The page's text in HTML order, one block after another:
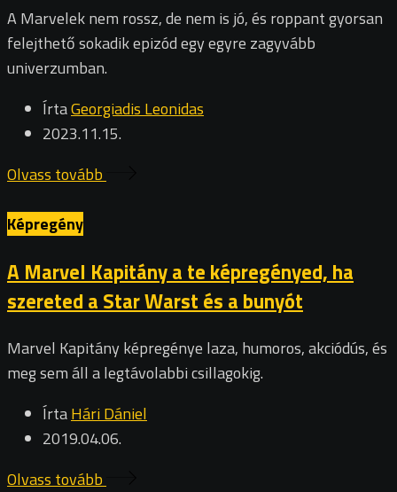
A Marvelek nem rossz, de nem is jó, és roppant gyorsan
felejthető sokadik epizód egy egyre zagyvább
univerzumban.
ÍrtaGeorgiadis Leonidas
2023.11.15.
Olvass tovább
Képregény
A Marvel Kapitány a te képregényed, ha
szereted a Star Warst és a bunyót
Marvel Kapitány képregénye laza, humoros, akciódús, és
meg sem áll a legtávolabbi csillagokig.
ÍrtaHári Dániel
2019.04.06.
Olvass tovább